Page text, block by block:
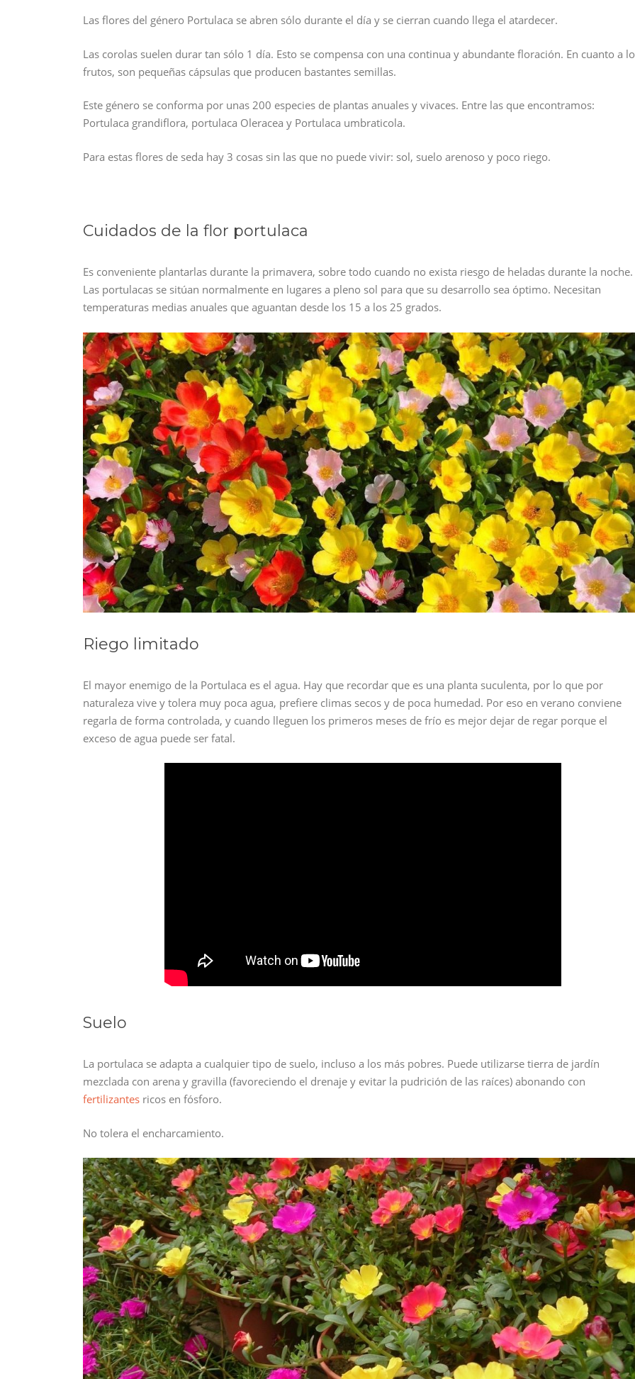
Las flores del género Portulaca se abren sólo durante el día y se cierran cuando llega el atardecer.
Las corolas suelen durar tan sólo 1 día. Esto se compensa con una continua y abundante floración. En cuanto a
frutos, son pequeñas cápsulas que producen bastantes semillas.
Este género se conforma por unas 200 especies de plantas anuales y vivaces. Entre las que encontramos:
Portulaca grandiflora, portulaca Oleracea y Portulaca umbraticola.
Para estas flores de seda hay 3 cosas sin las que no puede vivir: sol, suelo arenoso y poco riego.
Cuidados de la flor portulaca
Es conveniente plantarlas durante la primavera, sobre todo cuando no exista riesgo de heladas durante la noche.
Las portulacas se sitúan normalmente en lugares a pleno sol para que su desarrollo sea óptimo. Necesitan
temperaturas medias anuales que aguantan desde los 15 a los 25 grados.
Riego limitado
El mayor enemigo de la Portulaca es el agua. Hay que recordar que es una planta suculenta, por lo que por
naturaleza vive y tolera muy poca agua, prefiere climas secos y de poca humedad. Por eso en verano conviene
regarla de forma controlada, y cuando lleguen los primeros meses de frío es mejor dejar de regar porque el
exceso de agua puede ser fatal.
Suelo
La portulaca se adapta a cualquier tipo de suelo, incluso a los más pobres. Puede utilizarse tierra de jardín
mezclada con arena y gravilla (favoreciendo el drenaje y evitar la pudrición de las raíces) abonando con
fertilizantes ricos en fósforo.
No tolera el encharcamiento.